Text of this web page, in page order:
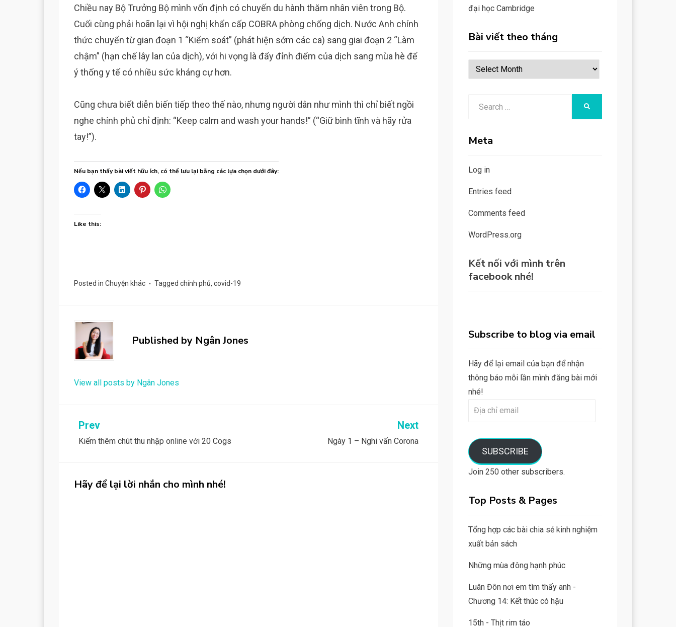
Chiều nay Bộ Trưởng Bộ mình vốn định có chuyến du hành thăm nhân viên trong Bộ.
Cuối cùng phải hoãn lại vì hội nghị khẩn cấp COBRA phòng chống dịch. Nước Anh chính
thức chuyển từ gian đoạn 1 “Kiểm soát” (phát hiện sớm các ca) sang giai đoạn 2 “Làm
chậm” (hạn chế lây lan của dịch), với hi vọng là đẩy đỉnh điểm của dịch sang mùa hè để
ý thống y tế có nhiều sức kháng cự hơn.
Cũng chưa biết diễn biến tiếp theo thế nào, nhưng người dân như mình thì chỉ biết ngồi
nghe chính phủ chỉ định: “Keep calm and wash your hands!” (“Giữ bình tĩnh và hãy rửa
tay!”).
Nếu bạn thấy bài viết hữu ích, có thể lưu lại bằng các lựa chọn dưới đây:
Like this:
Posted in Chuyện khác Tagged chính phủ, covid-19
Published by Ngân Jones
View all posts by Ngân Jones
Post
navigation
Prev
Kiếm thêm chút thu nhập online với 20 Cogs
Next
Ngày 1 – Nghi vấn Corona
Hãy để lại lời nhắn cho mình nhé!
đại học Cambridge
Bài viết theo tháng
Bài
viết
tháng
Meta
Log in
Entries feed
Comments feed
WordPress.org
Kết nối với mình trên
facebook nhé!
Subscribe to blog via email
Hãy để lại email của bạn để nhận
thông báo mỗi lần mình đăng bài mới
nhé!
Địa
SUBSCRIBE
Join 250 other subscribers.
Top Posts & Pages
Tổng hợp các bài chia sẻ kinh nghiệm
xuất bản sách
Những mùa đông hạnh phúc
Luân Đôn nơi em tìm thấy anh -
Chương 14: Kết thúc có hậu
15th - Thịt rim táo